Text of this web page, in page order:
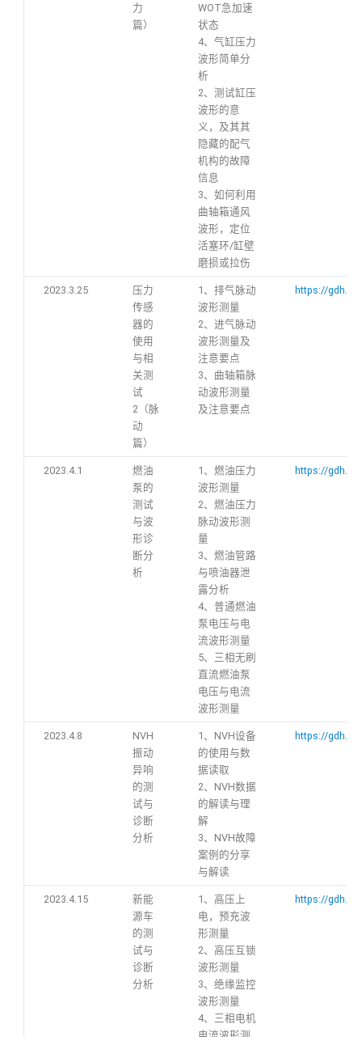
力
篇）
WOT急加速
状态
4、气缸压力
波形简单分
析
2、测试缸压
波形的意
义，及其其
隐藏的配气
机构的故障
信息
3、如何利用
曲轴箱通风
波形，定位
活塞环/缸壁
磨损或拉伤
2023.3.25
压力
传感
器的
使用
与相
关测
试
2（脉
动
篇）
1、排气脉动
波形测量
2、进气脉动
波形测量及
注意要点
3、曲轴箱脉
动波形测量
及注意要点
https://
2023.4.1
燃油
泵的
测试
与波
形诊
断分
析
1、燃油压力
波形测量
2、燃油压力
脉动波形测
量
3、燃油管路
与喷油器泄
露分析
4、普通燃油
泵电压与电
流波形测量
5、三相无刷
直流燃油泵
电压与电流
波形测量
https://
2023.4.8
NVH
振动
异响
的测
试与
诊断
分析
1、NVH设备
的使用与数
据读取
2、NVH数据
的解读与理
解
3、NVH故障
案例的分享
与解读
https://
2023.4.15
新能
源车
的测
试与
诊断
分析
1、高压上
电，预充波
形测量
2、高压互锁
波形测量
3、绝缘监控
波形测量
4、三相电机
https://